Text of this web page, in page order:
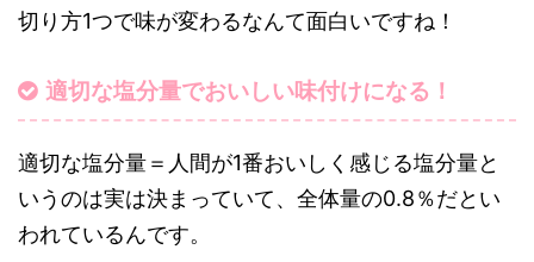
切り方1つで味が変わるなんて面白いですね！
適切な塩分量でおいしい味付けになる！
適切な塩分量＝人間が1番おいしく感じる塩分量と
いうのは実は決まっていて、全体量の0.8％だとい
われているんです。